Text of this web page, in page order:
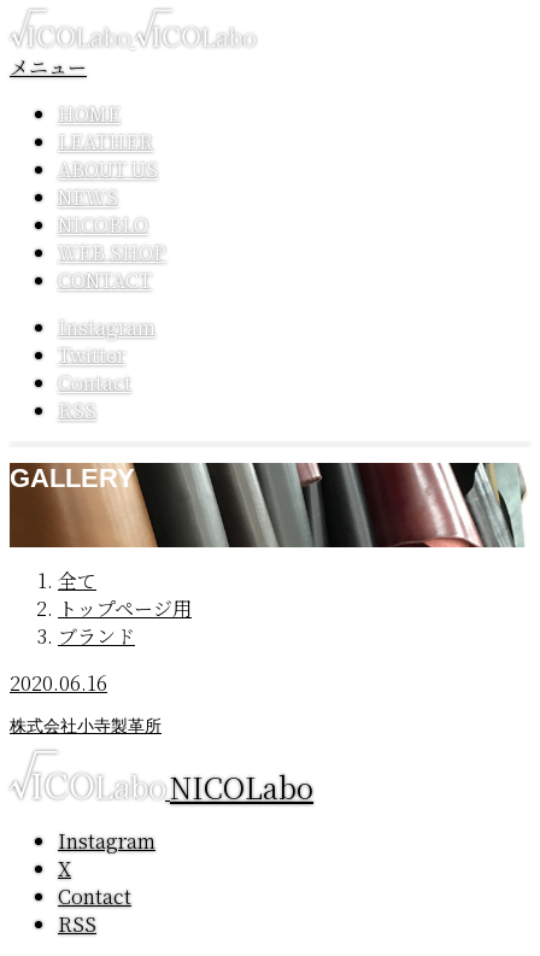
メニュー
HOME
LEATHER
ABOUT US
NEWS
NICOBLO
WEB SHOP
CONTACT
Instagram
Twitter
Contact
RSS
GALLERY
全て
トップページ用
ブランド
2020.06.16
株式会社小寺製革所
NICOLabo
Instagram
X
Contact
RSS